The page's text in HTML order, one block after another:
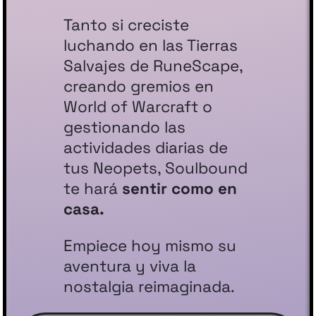
Tanto si creciste
luchando en las Tierras
Salvajes de RuneScape,
creando gremios en
World of Warcraft o
gestionando las
actividades diarias de
tus Neopets, Soulbound
te hará sentir como en
casa.
Empiece hoy mismo su
aventura y viva la
nostalgia reimaginada.